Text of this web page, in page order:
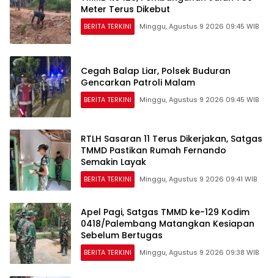
Meter Terus Dikebut
BERITA TERKINI Minggu, Agustus 9 2026 09:45 WIB
Cegah Balap Liar, Polsek Buduran
Gencarkan Patroli Malam
BERITA TERKINI Minggu, Agustus 9 2026 09:45 WIB
RTLH Sasaran 11 Terus Dikerjakan, Satgas
TMMD Pastikan Rumah Fernando
Semakin Layak
BERITA TERKINI Minggu, Agustus 9 2026 09:41 WIB
Apel Pagi, Satgas TMMD ke-129 Kodim
0418/Palembang Matangkan Kesiapan
Sebelum Bertugas
BERITA TERKINI Minggu, Agustus 9 2026 09:38 WIB